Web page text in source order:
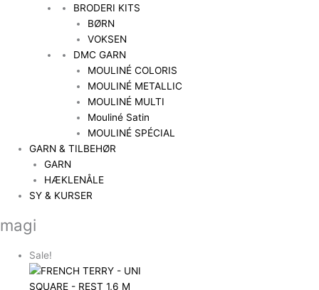
BRODERI KITS
BØRN
VOKSEN
DMC GARN
MOULINÉ COLORIS
MOULINÉ METALLIC
MOULINÉ MULTI
Mouliné Satin
MOULINÉ SPÉCIAL
GARN & TILBEHØR
GARN
HÆKLENÅLE
SY & KURSER
magi
Sale!